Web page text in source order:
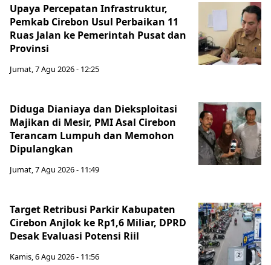
Upaya Percepatan Infrastruktur,
Pemkab Cirebon Usul Perbaikan 11
Ruas Jalan ke Pemerintah Pusat dan
Provinsi
Jumat, 7 Agu 2026 - 12:25
Diduga Dianiaya dan Dieksploitasi
Majikan di Mesir, PMI Asal Cirebon
Terancam Lumpuh dan Memohon
Dipulangkan
Jumat, 7 Agu 2026 - 11:49
Target Retribusi Parkir Kabupaten
Cirebon Anjlok ke Rp1,6 Miliar, DPRD
Desak Evaluasi Potensi Riil
Kamis, 6 Agu 2026 - 11:56